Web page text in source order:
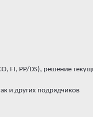
FI, PP/DS), решение
и других подрядчиков